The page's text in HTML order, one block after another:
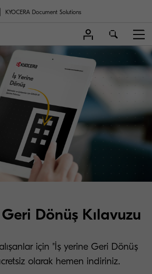
KYOCERA Document Solutions
Dönüş Kılavuzu
için "İş yerine Geri Dönüş
olarak hemen indiriniz.